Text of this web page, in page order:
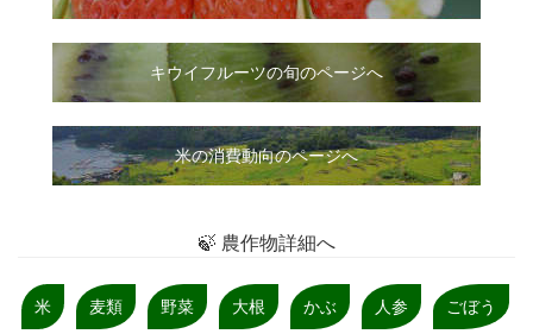
キウイフルーツの旬のページへ
米の消費動向のページへ
🍃 農作物詳細へ
米 麦類 野菜 大根 かぶ 人参 ごぼう